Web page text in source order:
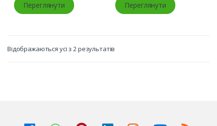
Переглянути Переглянути
Відображаються усі з 2 результатів